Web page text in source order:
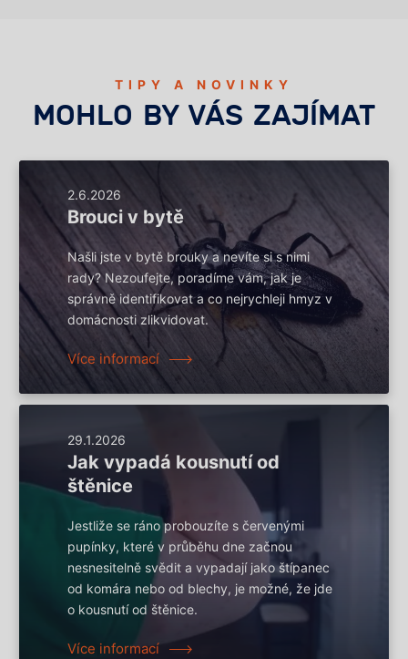
TIPY A NOVINKY
MOHLO BY VÁS ZAJÍMAT
2.6.2026
Brouci v bytě
Našli jste v bytě brouky a nevíte si s nimi
rady? Nezoufejte, poradíme vám, jak je
správně identifikovat a co nejrychleji hmyz v
domácnosti zlikvidovat.
Více informací
29.1.2026
Jak vypadá kousnutí od
štěnice
Jestliže se ráno probouzíte s červenými
pupínky, které v průběhu dne začnou
nesnesitelně svědit a vypadají jako štípanec
od komára nebo od blechy, je možné, že jde
o kousnutí od štěnice.
Více informací